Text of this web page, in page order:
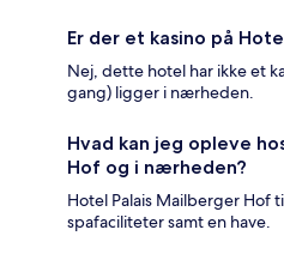
Er der et kasino på
Nej, dette hotel har ikke et
gang) ligger i nærheden.
Hvad kan jeg opleve
Hof og i nærheden?
Hotel Palais Mailberger Hof
spafaciliteter samt en have.